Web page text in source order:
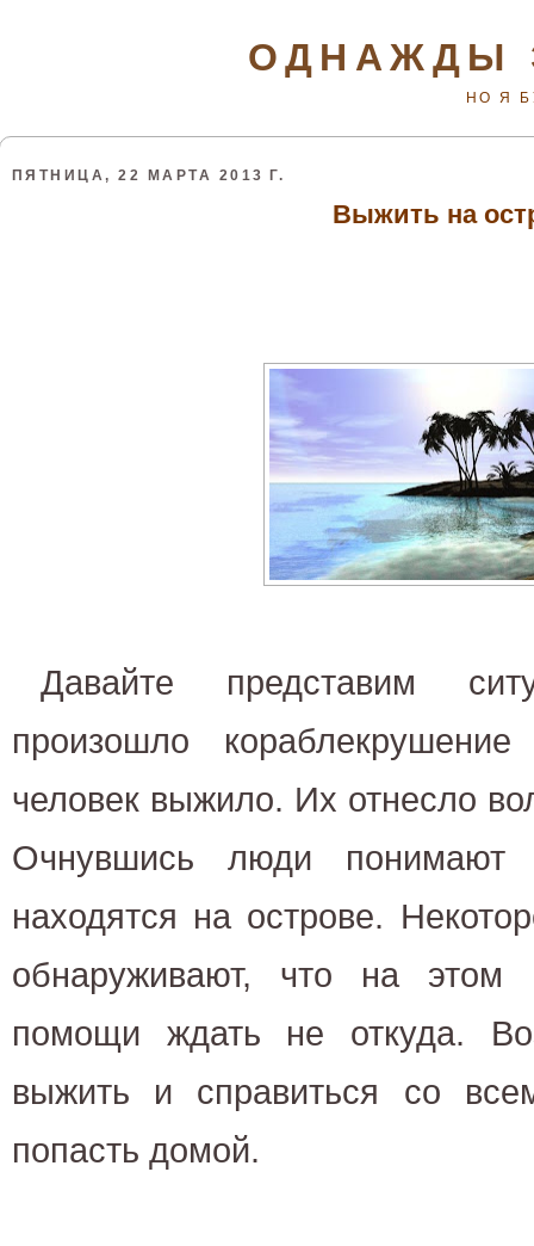
ОДНАЖДЫ
НО Я
ПЯТНИЦА, 22 МАРТА 2013 Г.
Выжить на
Давайте представим
произошло
человек выжило. Их отнесло
Очнувшись люди
находятся на острове.
обнаруживают, что на
помощи ждать не откуда.
выжить и справиться со
попасть домой.